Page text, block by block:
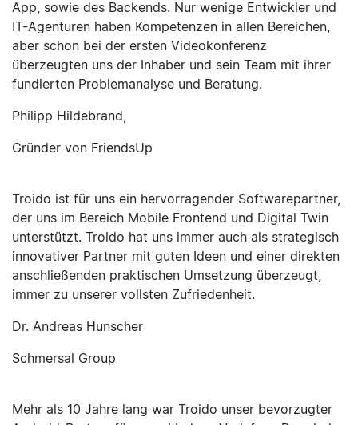
App, sowie des Backends. Nur wenige Entwickler und
IT-Agenturen haben Kompetenzen in allen Bereichen,
aber schon bei der ersten Videokonferenz
überzeugten uns der Inhaber und sein Team mit ihrer
fundierten Problemanalyse und Beratung.
Philipp Hildebrand,
Gründer von FriendsUp
Troido ist für uns ein hervorragender Softwarepartner,
der uns im Bereich Mobile Frontend und Digital Twin
unterstützt. Troido hat uns immer auch als strategisch
innovativer Partner mit guten Ideen und einer direkten
anschließenden praktischen Umsetzung überzeugt,
immer zu unserer vollsten Zufriedenheit.
Dr. Andreas Hunscher
Schmersal Group
Mehr als 10 Jahre lang war Troido unser bevorzugter